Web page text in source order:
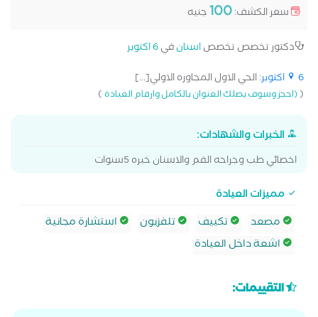
سعر الكشف:100جنيه
دكتور تخصص تخصصاسنانفي6 اكتوبر
6 اكتوبر
: الحي الاول المجاوره الاولي[...]
((احجز وسوف يصلك العنوان بالكامل وارقام العيادة)
الخبرات والشهادات:
اخصائي طب وجراحه الفم والاسنان خبره 5سنوات
مميزات العيادة
مصعد
تكييف تلفزيون
استشارة مجانية
اشعة داخل العيادة
التقييمات: